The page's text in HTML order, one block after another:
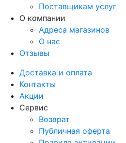
Поставщикам услуг
О компании
Адреса магазинов
О нас
Отзывы
Доставка и оплата
Контакты
Акции
Сервис
Возврат
Публичная оферта